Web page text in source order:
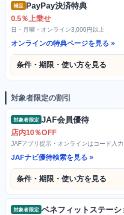
補足
PayPay決済特典
0.5％上乗せ
日・月曜・オンライン3,000円以上
オンラインの特典ページを見る
条件・期限・使い方を見る
対象者限定の割引
対象者限定 JAF会員優待
店内10％OFF
JAFアプリ提示・オンラインはコード入力
JAFナビ優待検索を見る
条件・期限・使い方を見る
対象者限定 ベネフィットステーシ